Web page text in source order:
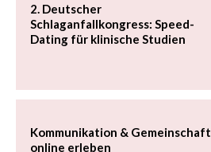
2. Deutscher
Schlaganfallkongress: Speed-
Dating für klinische Studien
Kommunikation & Gemeinschaft
online erleben